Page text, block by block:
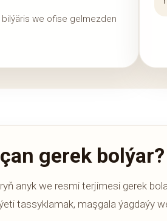
we ofise gelmezden
gerek bolýar?
anyk we resmi terjimesi gerek
tassyklamak, maşgala ýagdaýy